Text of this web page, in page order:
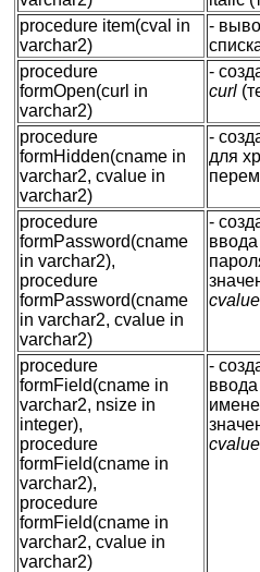
procedure item(cval in
varchar2)
-
procedure
formOpen(curl in
varchar2)
-
curl
procedure
formHidden(cname in
varchar2, cvalue in
varchar2)
-
для
procedure
formPassword(cname
in varchar2),
procedure
formPassword(cname
in varchar2, cvalue in
varchar2)
-
cvalue
procedure
formField(cname in
varchar2, nsize in
integer),
procedure
formField(cname in
varchar2),
procedure
formField(cname in
varchar2, cvalue in
varchar2)
-
cvalue